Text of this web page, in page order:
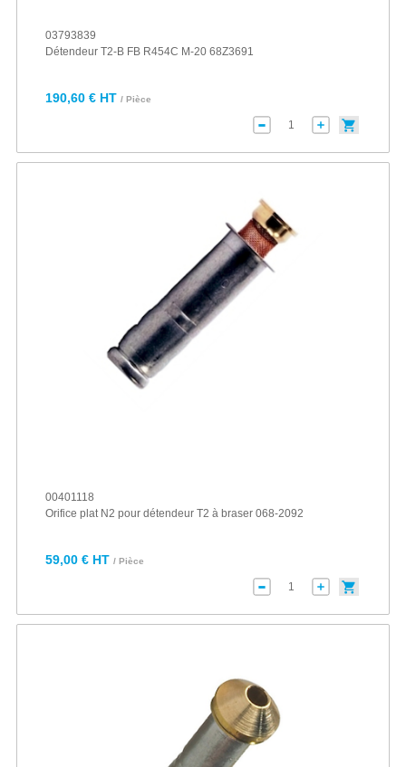
03793839
Détendeur T2-B FB R454C M-20 68Z3691
190,60 € HT / Pièce
00401118
Orifice plat N2 pour détendeur T2 à braser 068-2092
59,00 € HT / Pièce